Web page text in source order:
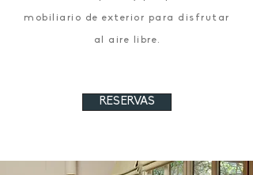
mobiliario de exterior para disfrutar
al aire libre.
RESERVAS